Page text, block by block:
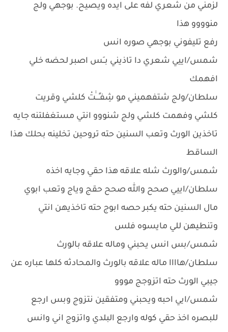
لزمني من شعري لفه على ايده ويصيح. بوجهي ولج
منوووو هذا
رفع تليفوني بوجهي صوره انس
شمس/اييي شعري دا تاذيني بــَس اصبر لحضه خلي
افهمك
سلطان/ولج شتفهميني مو شِفـٍـــٰٰتْ كلشي وقريت
كلشي وفهمت كلشي ولج شنووو انتي مستغفلتنه جايه
تاخذين الورث وتعب السنين حته تروحين تخلينه بحلك هذا
الساقط
شمس/والورث شله علاقه هذا حقي وجايه اخذه
سلطان/اييي صحح والله صحح حقج وياج وتعب ابوي
مال السنين حته يكبر حصه ابوج حته تاخذيهن انتي
وتنطيهن للي مايسوه فلس
شمس/بس انس يحبني وماله علاقه بالورث
سلطان/هاااا ماله علاقه بالورث والمحادثه كلها عباره عن
جيبي الورث حته اتزوجج مووو
شمس/ايي احبه ويحبني ومتفقين نتزوج وبس ارجع
للبصره اخذ حقي كوله وارجع البلدي واتزوج اني وانس